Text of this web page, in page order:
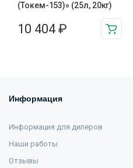
(Токем-153)» (25л, 20кг)
10 404 ₽
Информация
Информация для дилеров
Наши работы
Отзывы